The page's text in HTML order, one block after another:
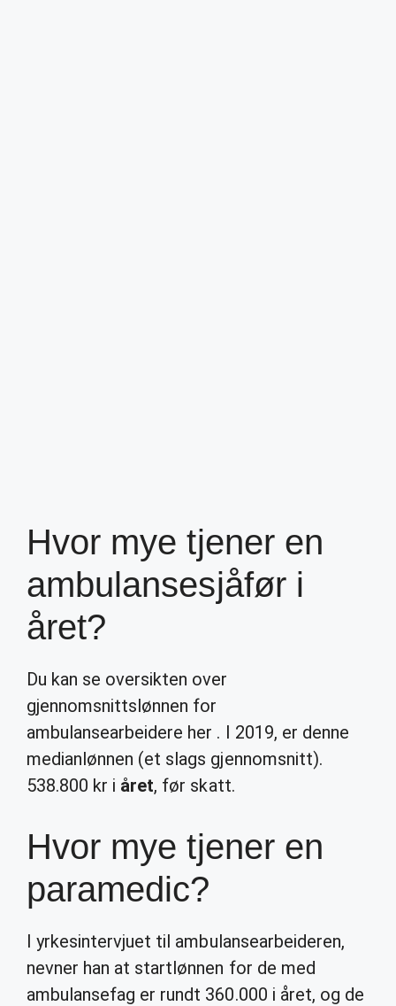
Hvor mye tjener en
ambulansesjåfør i
året?
Du kan se oversikten over
gjennomsnittslønnen for
ambulansearbeidere her . I 2019, er denne
medianlønnen (et slags gjennomsnitt).
538.800 kr i året, før skatt.
Hvor mye tjener en
paramedic?
I yrkesintervjuet til ambulansearbeideren,
nevner han at startlønnen for de med
ambulansefag er rundt 360.000 i året, og de